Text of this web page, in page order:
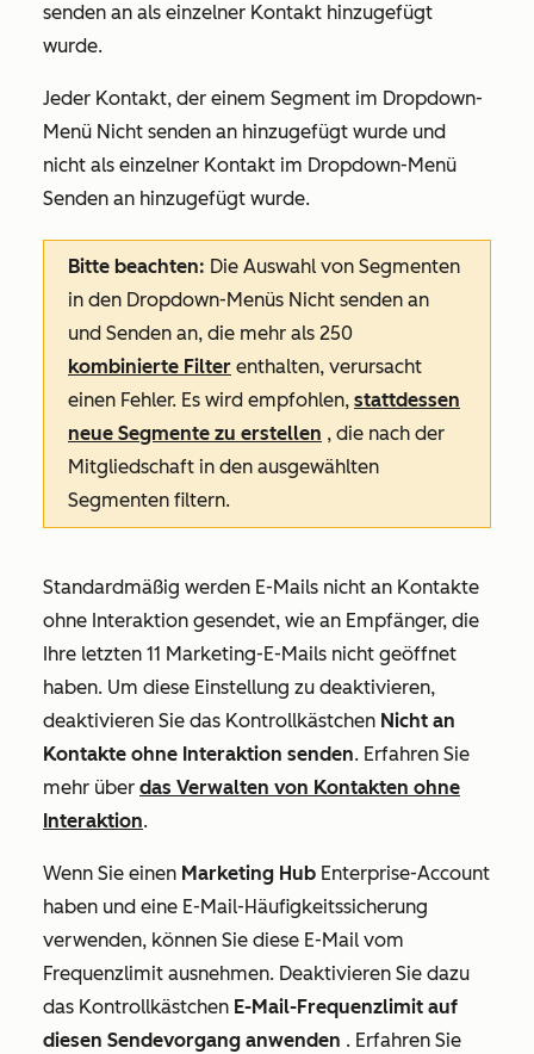
senden an als einzelner Kontakt hinzugefügt
wurde.
Jeder Kontakt, der einem Segment im Dropdown-
Menü Nicht senden an hinzugefügt wurde und
nicht als einzelner Kontakt im Dropdown-Menü
Senden an hinzugefügt wurde.
Bitte beachten: Die Auswahl von Segmenten
in den Dropdown-Menüs Nicht senden an
und Senden an, die mehr als 250
kombinierte Filter enthalten, verursacht
einen Fehler. Es wird empfohlen, stattdessen
neue Segmente zu erstellen , die nach der
Mitgliedschaft in den ausgewählten
Segmenten filtern.
Standardmäßig werden E-Mails nicht an Kontakte
ohne Interaktion gesendet, wie an Empfänger, die
Ihre letzten 11 Marketing-E-Mails nicht geöffnet
haben. Um diese Einstellung zu deaktivieren,
deaktivieren Sie das Kontrollkästchen Nicht an
Kontakte ohne Interaktion senden. Erfahren Sie
mehr über das Verwalten von Kontakten ohne
Interaktion.
Wenn Sie einen Marketing Hub Enterprise-Account
haben und eine E-Mail-Häufigkeitssicherung
verwenden, können Sie diese E-Mail vom
Frequenzlimit ausnehmen. Deaktivieren Sie dazu
das Kontrollkästchen E-Mail-Frequenzlimit auf
diesen Sendevorgang anwenden . Erfahren Sie